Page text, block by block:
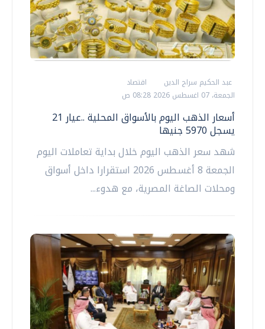
عبد الحكيم سراج الدين
اقتصاد
الجمعة، 07 اغسطس 2026 08:28 ص
أسعار الذهب اليوم بالأسواق المحلية ..عيار 21
يسجل 5970 جنيها
شهد سعر الذهب اليوم خلال بداية تعاملات اليوم
الجمعة 8 أغسطس 2026 استقرارا داخل أسواق
ومحلات الصاغة المصرية، مع هدوء...